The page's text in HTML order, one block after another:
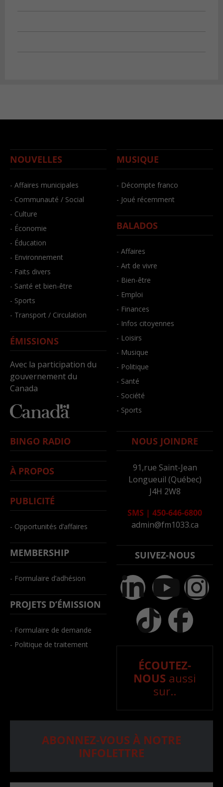
NOUVELLES
- Affaires municipales
- Communauté / Social
- Culture
- Économie
- Éducation
- Environnement
- Faits divers
- Santé et bien-être
- Sports
- Transport / Circulation
ÉMISSIONS
Avec la participation du
gouvernement du
Canada
MUSIQUE
- Décompte franco
- Joué récemment
BALADOS
- Affaires
- Art de vivre
- Bien-être
- Emploi
- Finances
- Infos citoyennes
- Loisirs
- Musique
- Politique
- Santé
- Société
- Sports
BINGO RADIO
À PROPOS
PUBLICITÉ
- Opportunités d’affaires
MEMBERSHIP
- Formulaire d’adhésion
PROJETS D’ÉMISSION
- Formulaire de demande
- Politique de traitement
NOUS JOINDRE
91,rue Saint-Jean
Longueuil (Québec)
J4H 2W8
SMS | 450-646-6800
admin@fm1033.ca
SUIVEZ-NOUS
ÉCOUTEZ-
NOUS aussi
sur..
ABONNEZ-VOUS À NOTRE
INFOLETTRE